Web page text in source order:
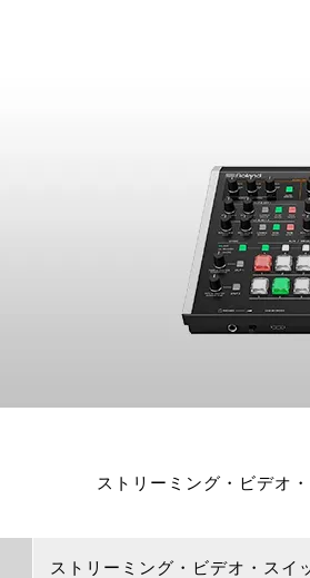
ストリーミング・ビデオ
ストリーミング・ビデオ・スイ